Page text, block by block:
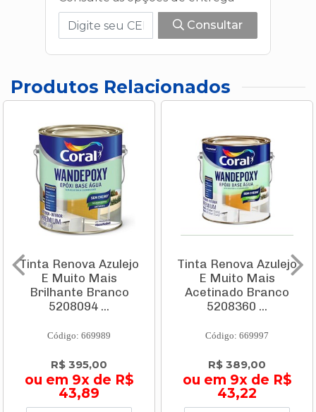
Consultar
Produtos Relacionados
Tinta Renova Azulejo
E Muito Mais
Brilhante Branco
5208094 ...
Código: 669989
R$ 395,00
ou em 9x de R$
43,89
Tinta Renova Azulejo
E Muito Mais
Acetinado Branco
5208360 ...
Código: 669997
R$ 389,00
ou em 9x de R$
43,22